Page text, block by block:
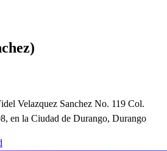
hez)
Velazquez Sanchez No. 119 Col.
en la Ciudad de Durango, Durango